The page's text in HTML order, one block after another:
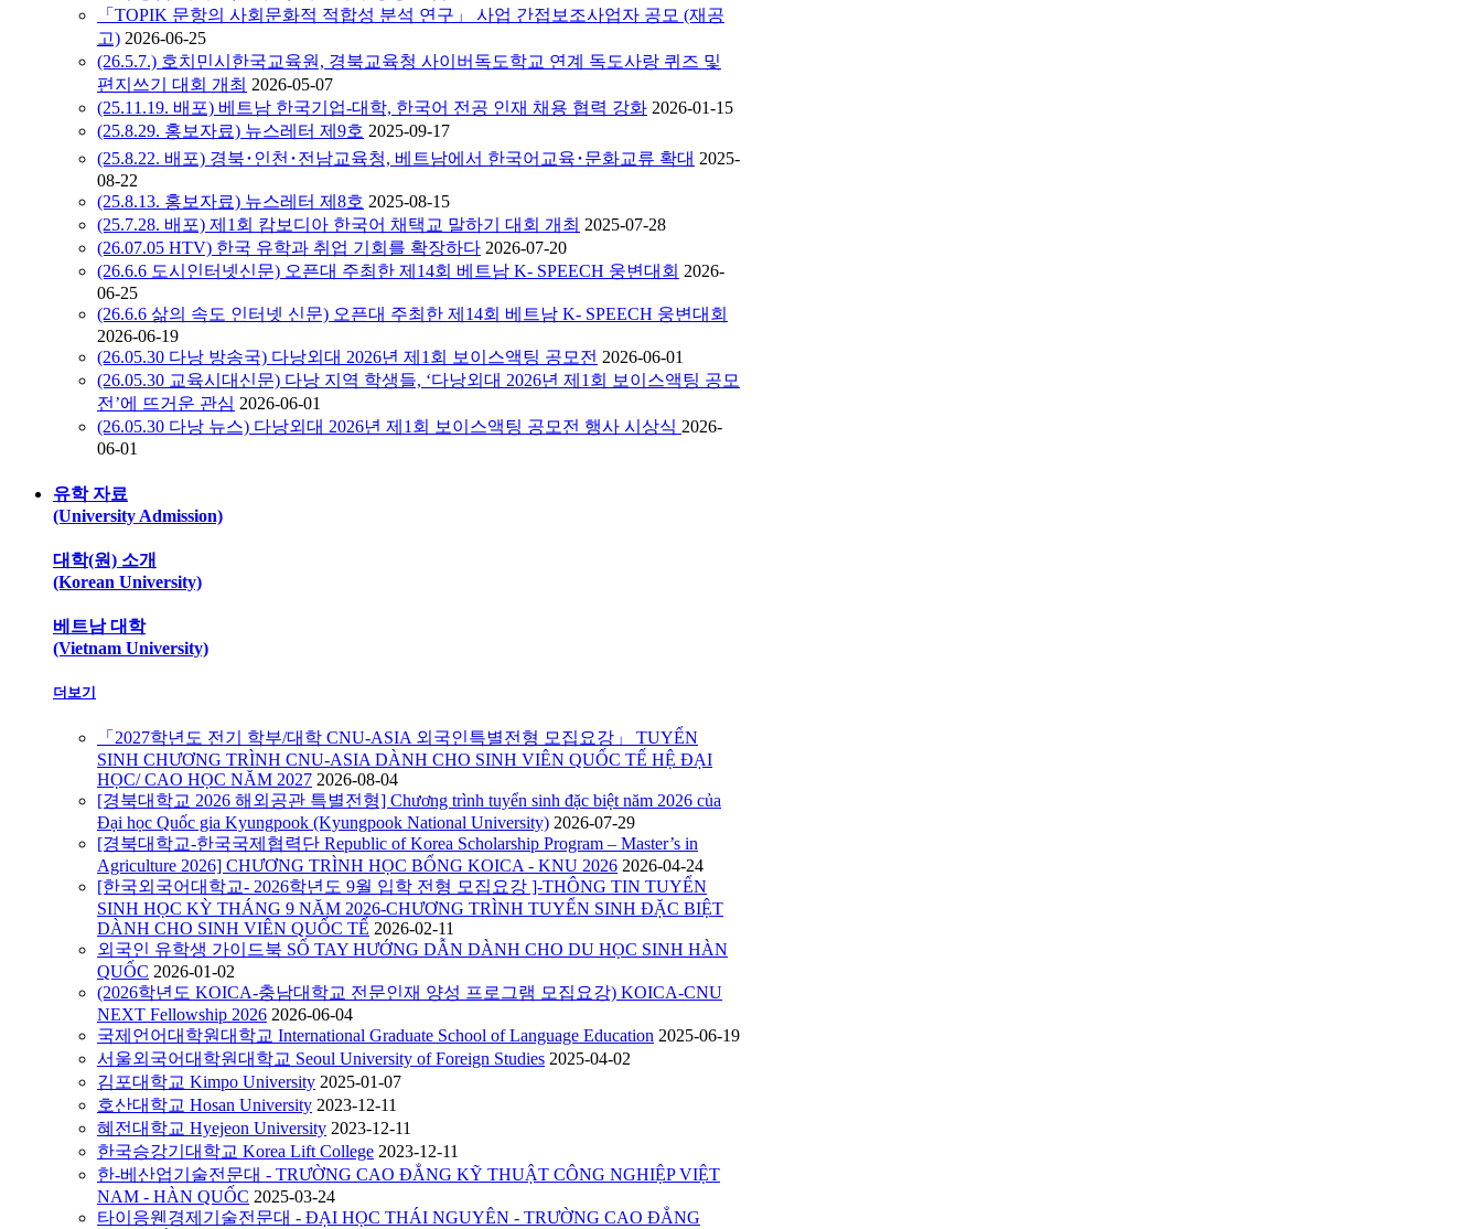
「TOPIK 문항의 사회문화적 적합성 분석 연구」 사업 간접보조사업자 공모 (재공
고) 2026-06-25
(26.5.7.) 호치민시한국교육원, 경북교육청 사이버독도학교 연계 독도사랑 퀴즈 및
편지쓰기 대회 개최 2026-05-07
(25.11.19. 배포) 베트남 한국기업-대학, 한국어 전공 인재 채용 협력 강화 2026-01-15
(25.8.29. 홍보자료) 뉴스레터 제9호 2025-09-17
(25.8.22. 배포) 경북･인천･전남교육청, 베트남에서 한국어교육･문화교류 확대 2025-
08-22
(25.8.13. 홍보자료) 뉴스레터 제8호 2025-08-15
(25.7.28. 배포) 제1회 캄보디아 한국어 채택교 말하기 대회 개최 2025-07-28
(26.07.05 HTV) 한국 유학과 취업 기회를 확장하다 2026-07-20
(26.6.6 도시인터넷신문) 오픈대 주최한 제14회 베트남 K- SPEECH 웅변대회 2026-
06-25
(26.6.6 삶의 속도 인터넷 신문) 오픈대 주최한 제14회 베트남 K- SPEECH 웅변대회
2026-06-19
(26.05.30 다낭 방송국) 다낭외대 2026년 제1회 보이스액팅 공모전 2026-06-01
(26.05.30 교육시대신문) 다낭 지역 학생들, ‘다낭외대 2026년 제1회 보이스액팅 공모
전’에 뜨거운 관심 2026-06-01
(26.05.30 다낭 뉴스) 다낭외대 2026년 제1회 보이스액팅 공모전 행사 시상식 2026-
06-01
유학 자료
(University Admission)
대학(원) 소개
(Korean University)
베트남 대학
(Vietnam University)
더보기
「2027학년도 전기 학부/대학 CNU-ASIA 외국인특별전형 모집요강」 TUYỂN
SINH CHƯƠNG TRÌNH CNU-ASIA DÀNH CHO SINH VIÊN QUỐC TẾ HỆ ĐẠI
HỌC/ CAO HỌC NĂM 2027 2026-08-04
[경북대학교 2026 해외공관 특별전형] Chương trình tuyển sinh đặc biệt năm 2026 của
Đại học Quốc gia Kyungpook (Kyungpook National University) 2026-07-29
[경북대학교-한국국제협력단 Republic of Korea Scholarship Program – Master’s in
Agriculture 2026] CHƯƠNG TRÌNH HỌC BỔNG KOICA - KNU 2026 2026-04-24
[한국외국어대학교- 2026학년도 9월 입학 전형 모집요강 ]-THÔNG TIN TUYỂN
SINH HỌC KỲ THÁNG 9 NĂM 2026-CHƯƠNG TRÌNH TUYỂN SINH ĐẶC BIỆT
DÀNH CHO SINH VIÊN QUỐC TẾ 2026-02-11
외국인 유학생 가이드북 SỔ TAY HƯỚNG DẪN DÀNH CHO DU HỌC SINH HÀN
QUỐC 2026-01-02
(2026학년도 KOICA-충남대학교 전문인재 양성 프로그램 모집요강) KOICA-CNU
NEXT Fellowship 2026 2026-06-04
국제언어대학원대학교 International Graduate School of Language Education 2025-06-19
서울외국어대학원대학교 Seoul University of Foreign Studies 2025-04-02
김포대학교 Kimpo University 2025-01-07
호산대학교 Hosan University 2023-12-11
혜전대학교 Hyejeon University 2023-12-11
한국승강기대학교 Korea Lift College 2023-12-11
한-베산업기술전문대 - TRƯỜNG CAO ĐẲNG KỸ THUẬT CÔNG NGHIỆP VIỆT
NAM - HÀN QUỐC 2025-03-24
타이응웬경제기술전문대 - ĐẠI HỌC THÁI NGUYÊN - TRƯỜNG CAO ĐẲNG